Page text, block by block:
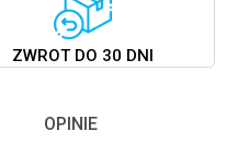
ZWROT DO 30 DNI
OPINIE